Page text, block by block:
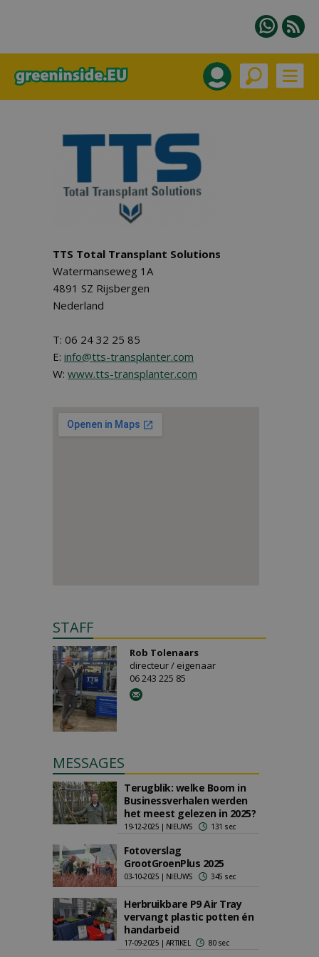
TTS Total Transplant Solutions
Watermanseweg 1A
4891 SZ Rijsbergen
Nederland
T: 06 24 32 25 85
E: info@tts-transplanter.com
W: www.tts-transplanter.com
STAFF
Rob Tolenaars
directeur / eigenaar
06 243 225 85
MESSAGES
Terugblik: welke Boom in
Businessverhalen werden
het meest gelezen in 2025?
19-12-2025 | NIEUWS 131 sec
Fotoverslag
GrootGroenPlus 2025
03-10-2025 | NIEUWS 345 sec
Herbruikbare P9 Air Tray
vervangt plastic potten én
handarbeid
17-09-2025 | ARTIKEL 80 sec